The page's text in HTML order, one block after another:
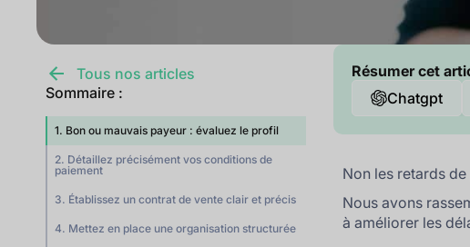
Tous nos articles
Sommaire :
1. Bon ou mauvais payeur : évaluez le profil
2. Détaillez précisément vos conditions de
paiement
3. Établissez un contrat de vente clair et précis
4. Mettez en place une organisation structurée
Résumer cet
Chatgpt
Non les retards
Nous avons
à améliorer les